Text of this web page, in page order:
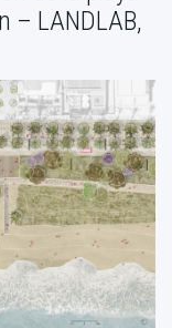
– LANDLAB,